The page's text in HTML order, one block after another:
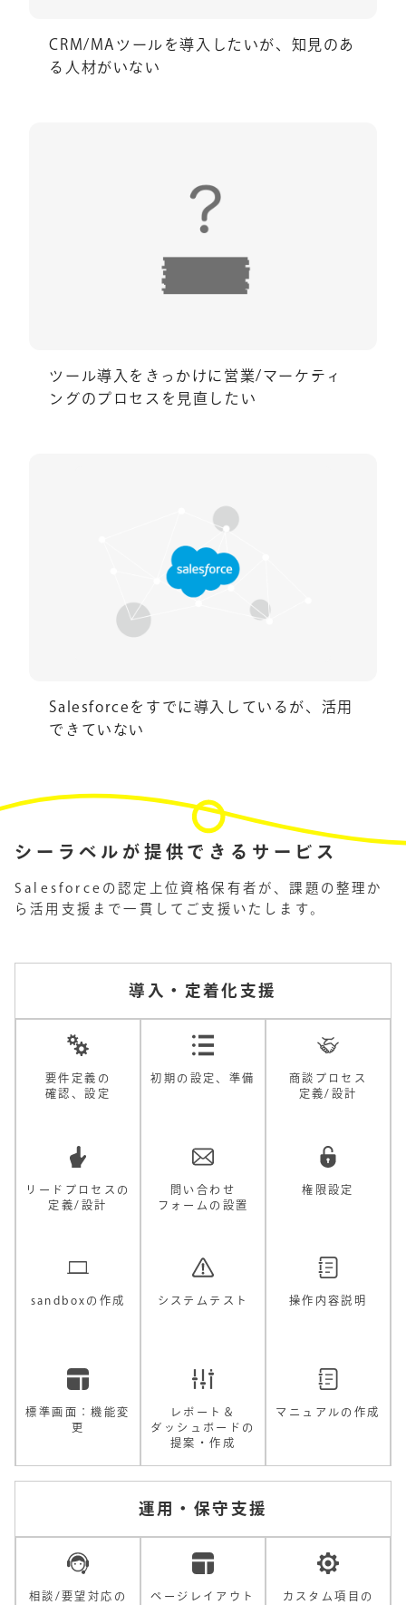
CRM/MAツールを導入したいが、知見のあ
る人材がいない
ツール導入をきっかけに営業/マーケティ
ングのプロセスを見直したい
Salesforceをすでに導入しているが、活用
できていない
シーラベルが提供できるサービス
Salesforceの認定上位資格保有者が、課題の整理か
ら活用支援まで一貫してご支援いたします。
導入・定着化支援
要件定義の
確認、設定
初期の設定、準備
商談プロセス
定義/設計
リードプロセスの
定義/設計
問い合わせ
フォームの設置
権限設定
sandboxの作成 システムテスト 操作内容説明
標準画面：機能変
更
レポート＆
ダッシュボードの
提案・作成
マニュアルの作成
運用・保守支援
相談/要望対応の ページレイアウト カスタム項目の